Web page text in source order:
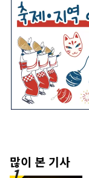
많이 본 기사